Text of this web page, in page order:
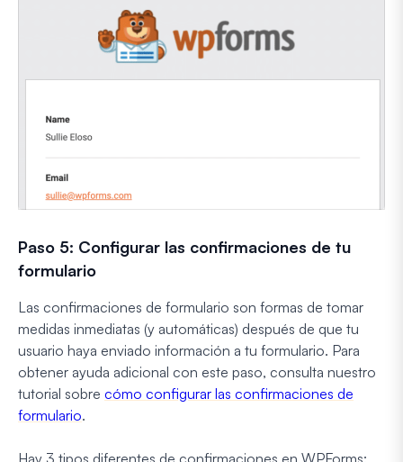
Paso 5: Configurar las confirmaciones de tu
formulario
Las confirmaciones de formulario son formas de tomar
medidas inmediatas (y automáticas) después de que tu
usuario haya enviado información a tu formulario. Para
obtener ayuda adicional con este paso, consulta nuestro
tutorial sobre cómo configurar las confirmaciones de
formulario.